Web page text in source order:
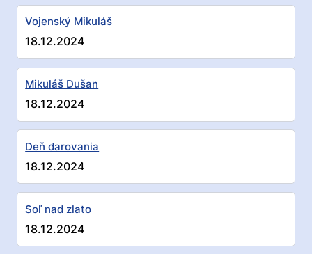
Vojenský Mikuláš
18.12.2024
Mikuláš Dušan
18.12.2024
Deň darovania
18.12.2024
Soľ nad zlato
18.12.2024